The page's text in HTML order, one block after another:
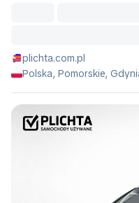
plichta.com.pl
Polska, Pomorskie,